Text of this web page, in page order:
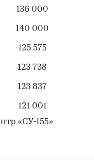
136 000
140 000
125 575
123 738
123 837
121 001
«СУ-155»